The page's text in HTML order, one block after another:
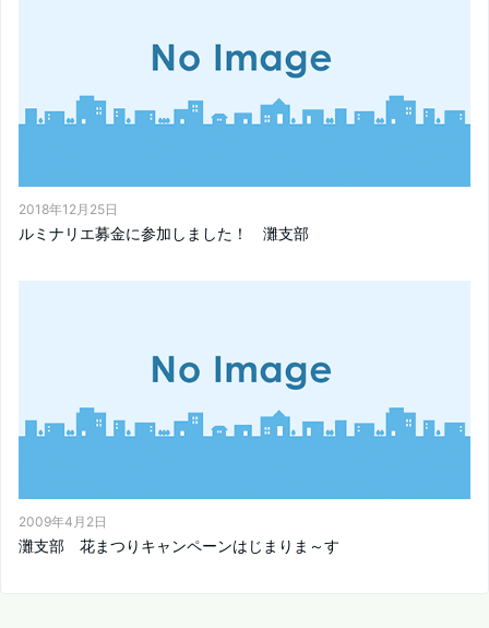
2018年12月25日
ルミナリエ募金に参加しました！ 灘支部
2009年4月2日
灘支部 花まつりキャンペーンはじまりま～す